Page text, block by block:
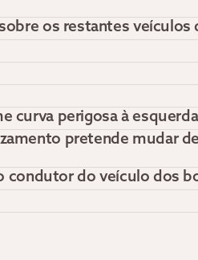
os restantes
curva perigosa à
pretende mudar
condutor do veículo dos